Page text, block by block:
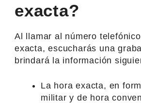
exacta?
Al llamar al número
exacta, escucharás una
brindará la información
La hora exacta, en
militar y de hora